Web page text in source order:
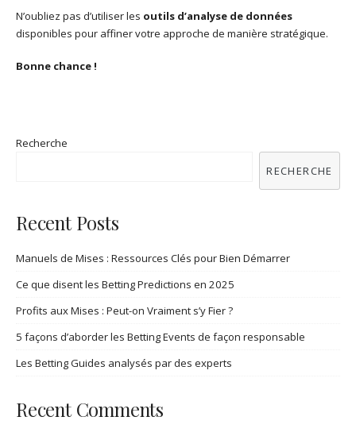
N’oubliez pas d’utiliser les outils d’analyse de données
disponibles pour affiner votre approche de manière stratégique.
Bonne chance !
Recherche
RECHERCHE
Recent Posts
Manuels de Mises : Ressources Clés pour Bien Démarrer
Ce que disent les Betting Predictions en 2025
Profits aux Mises : Peut-on Vraiment s’y Fier ?
5 façons d’aborder les Betting Events de façon responsable
Les Betting Guides analysés par des experts
Recent Comments